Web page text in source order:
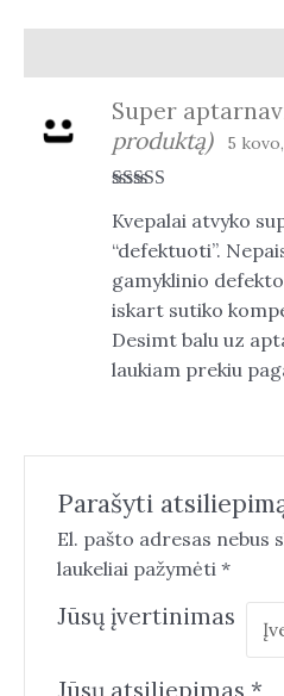
s:4iš 5
Super
produktą)
5
Kvepalai atvyko
“defektuoti”.
gamyklinio
iskart sutiko
Desimt balu uz
laukiam prekiu
Parašyti
El. pašto adresas nebus
laukeliai pažymėti *
Jūsų įvertinimas
Jūsų atsiliepimas *